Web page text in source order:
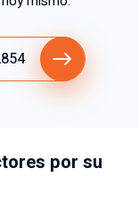
por su